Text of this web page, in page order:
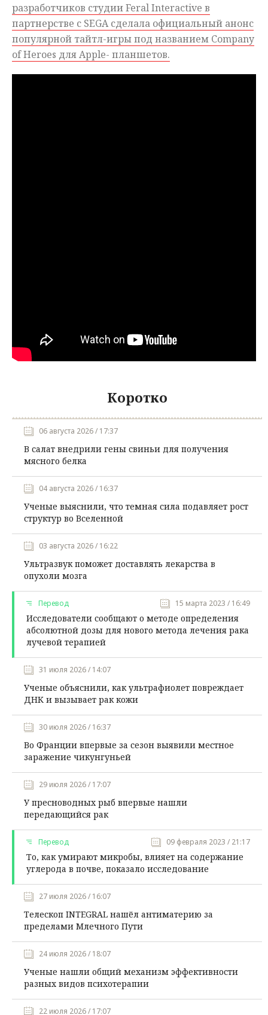
разработчиков студии Feral Interactive в
партнерстве с SEGA сделала официальный анонс
популярной тайтл-игры под названием Company
of Heroes для Apple- планшетов.
Коротко
06 августа 2026 / 17:37
В салат внедрили гены свиньи для получения
мясного белка
04 августа 2026 / 16:37
Ученые выяснили, что темная сила подавляет рост
структур во Вселенной
03 августа 2026 / 16:22
Ультразвук поможет доставлять лекарства в
опухоли мозга
Перевод 15 марта 2023 / 16:49
Исследователи сообщают о методе определения
абсолютной дозы для нового метода лечения рака
лучевой терапией
31 июля 2026 / 14:07
Ученые объяснили, как ультрафиолет повреждает
ДНК и вызывает рак кожи
30 июля 2026 / 16:37
Во Франции впервые за сезон выявили местное
заражение чикунгуньей
29 июля 2026 / 17:07
У пресноводных рыб впервые нашли
передающийся рак
Перевод 09 февраля 2023 / 21:17
То, как умирают микробы, влияет на содержание
углерода в почве, показало исследование
27 июля 2026 / 16:07
Телескоп INTEGRAL нашёл антиматерию за
пределами Млечного Пути
24 июля 2026 / 18:07
Ученые нашли общий механизм эффективности
разных видов психотерапии
22 июля 2026 / 17:07